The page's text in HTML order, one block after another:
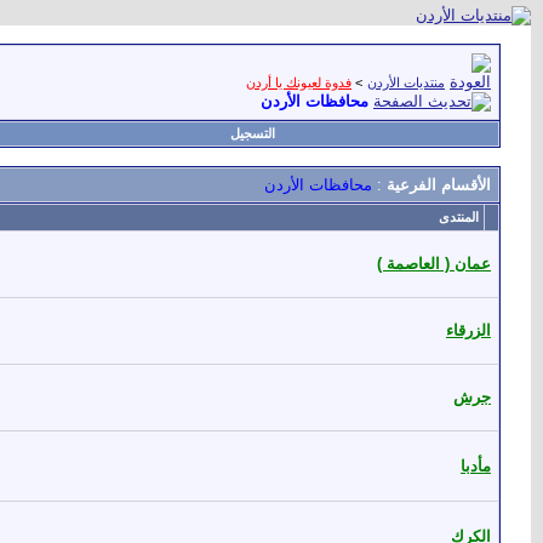
منتديات الأردن > فدوة لعيونك يا أردن
محافظات الأردن
التسجيل
الأقسام الفرعية : محافظات الأردن
المنتدى
عمان ( العاصمة )
الزرقاء
جرش
مأدبا
الكرك